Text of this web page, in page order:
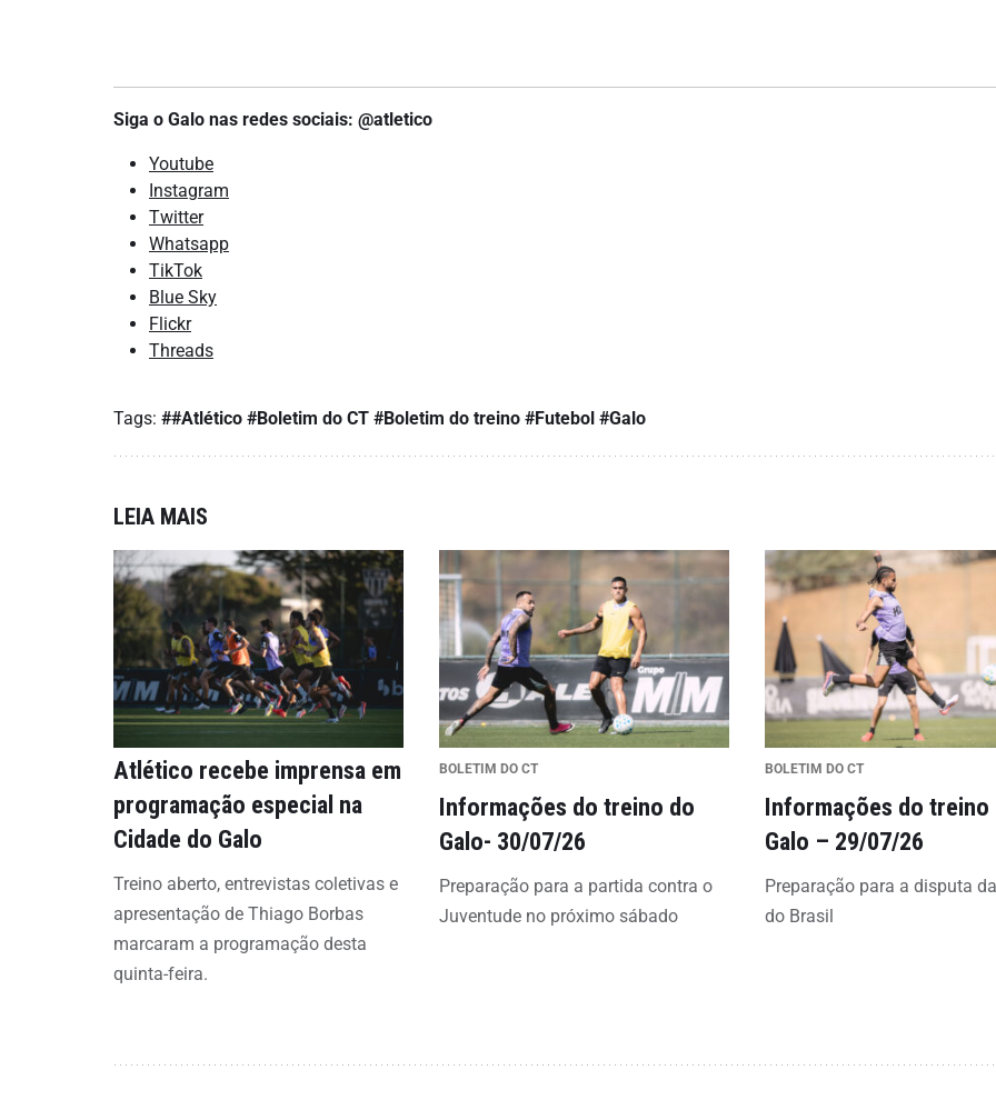
Siga o Galo nas redes sociais: @atletico
Youtube
Instagram
Twitter
Whatsapp
TikTok
Blue Sky
Flickr
Threads
Tags: ##Atlético #Boletim do CT #Boletim do treino #Futebol #Galo
LEIA MAIS
Atlético recebe imprensa em
programação especial na
Cidade do Galo
Treino aberto, entrevistas coletivas e
apresentação de Thiago Borbas
marcaram a programação desta
quinta-feira.
BOLETIM DO CT
Informações do treino do
Galo- 30/07/26
Preparação para a partida contra o
Juventude no próximo sábado
BOLETIM DO CT
Informações do treino
Galo – 29/07/26
Preparação para a disputa
do Brasil